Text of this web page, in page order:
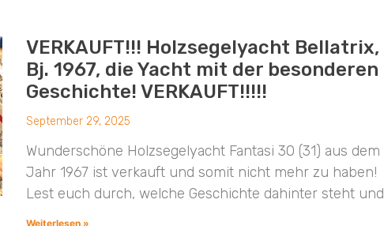
VERKAUFT!!! Holzsegelyacht Bellatrix,
Bj. 1967, die Yacht mit der besonderen
Geschichte! VERKAUFT!!!!!
September 29, 2025
Wunderschöne Holzsegelyacht Fantasi 30 (31) aus dem
Jahr 1967 ist verkauft und somit nicht mehr zu haben!
Lest euch durch, welche Geschichte dahinter steht und
Weiterlesen »